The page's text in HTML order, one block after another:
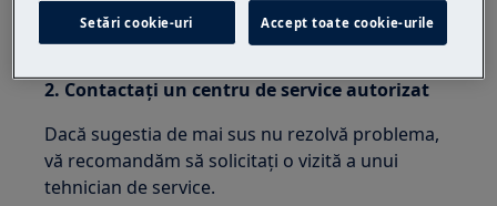
Scoateți ștecherul din priză, așteptați 30 de
secunde și conectați-l la loc.
2. Contactați un centru de service autorizat
Dacă sugestia de mai sus nu rezolvă problema,
vă recomandăm să solicitați o vizită a unui
tehnician de service.
Setări cookie-uri Accept toate cookie-urile